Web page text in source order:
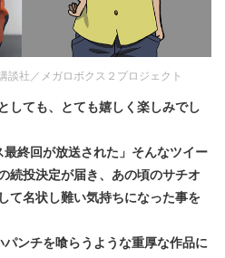
談社／メガロボクス２プロジェクト
しても、とても嬉しく楽しみでし
最終回が放送された」そんなツイー
続投決定が届き、あの頃のサチオ
て名状し難い気持ちになった事を
ンチを喰らうような重厚な作品に